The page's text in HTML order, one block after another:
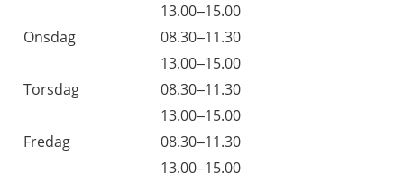
13.00–15.00
Onsdag
08.30–11.30
13.00–15.00
Torsdag
08.30–11.30
13.00–15.00
Fredag
08.30–11.30
13.00–15.00